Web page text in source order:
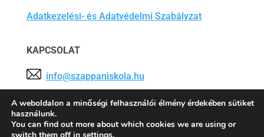
Adatkezelési- és Adatvédelmi Szabályzat
KAPCSOLAT
info@szappaniskola.hu
Tárhelyszolgáltató: Tárhely.Eu Szolgáltató Kft.
A weboldalon a minőségi felhasználói élmény érdekében sütiket
használunk.
You can find out more about which cookies we are using or